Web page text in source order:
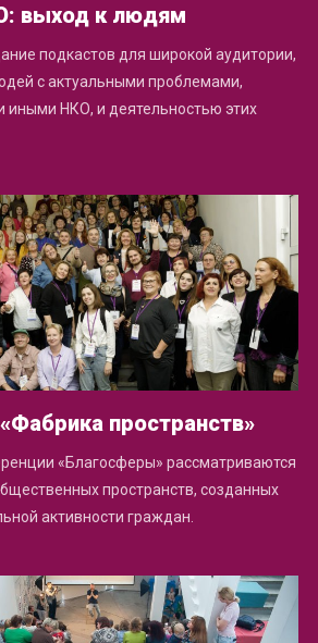
пространств»
«Благосферы» рассматриваются
пространств, созданных
активности граждан.
выход к людям
подкастов для широкой аудитории,
с актуальными проблемами,
НКО, и деятельностью этих